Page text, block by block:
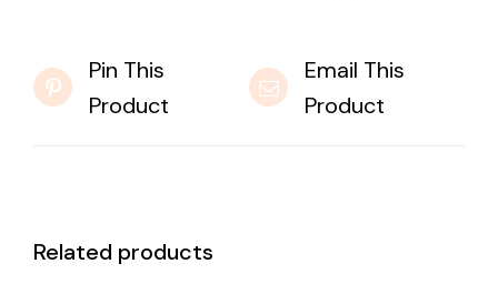
Pin This
Product
Email This
Product
Related products